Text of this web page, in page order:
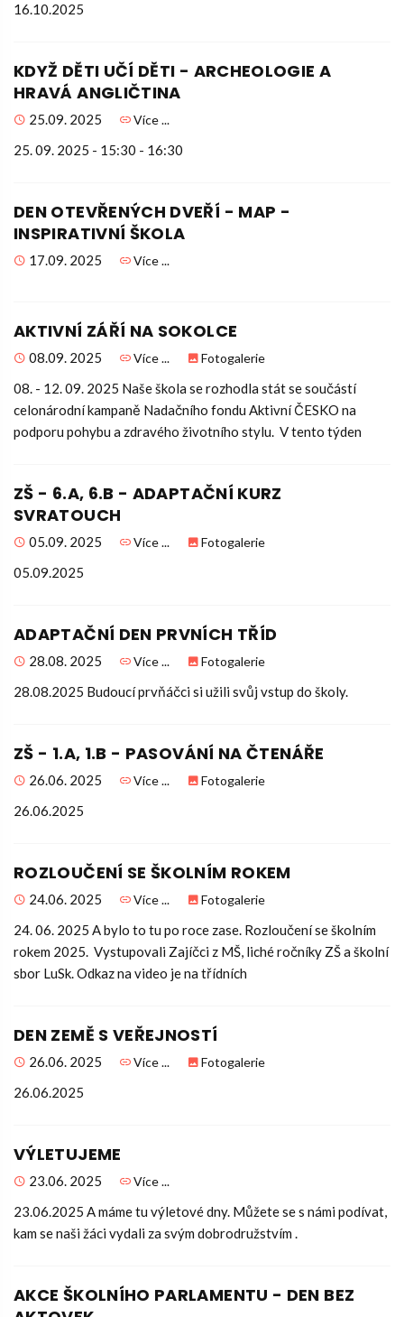
16.10.2025
KDYŽ DĚTI UČÍ DĚTI - ARCHEOLOGIE A
HRAVÁ ANGLIČTINA
25.09. 2025 Více ...
25. 09. 2025 - 15:30 - 16:30
DEN OTEVŘENÝCH DVEŘÍ - MAP -
INSPIRATIVNÍ ŠKOLA
17.09. 2025 Více ...
AKTIVNÍ ZÁŘÍ NA SOKOLCE
08.09. 2025 Více ... Fotogalerie
08. - 12. 09. 2025 Naše škola se rozhodla stát se součástí
celonárodní kampaně Nadačního fondu Aktivní ČESKO na
podporu pohybu a zdravého životního stylu. V tento týden
ZŠ - 6.A, 6.B - ADAPTAČNÍ KURZ
SVRATOUCH
05.09. 2025 Více ... Fotogalerie
05.09.2025
ADAPTAČNÍ DEN PRVNÍCH TŘÍD
28.08. 2025 Více ... Fotogalerie
28.08.2025 Budoucí prvňáčci si užili svůj vstup do školy.
ZŠ - 1.A, 1.B - PASOVÁNÍ NA ČTENÁŘE
26.06. 2025 Více ... Fotogalerie
26.06.2025
ROZLOUČENÍ SE ŠKOLNÍM ROKEM
24.06. 2025 Více ... Fotogalerie
24. 06. 2025 A bylo to tu po roce zase. Rozloučení se školním
rokem 2025. Vystupovali Zajíčci z MŠ, liché ročníky ZŠ a školní
sbor LuSk. Odkaz na video je na třídních
DEN ZEMĚ S VEŘEJNOSTÍ
26.06. 2025 Více ... Fotogalerie
26.06.2025
VÝLETUJEME
23.06. 2025 Více ...
23.06.2025 A máme tu výletové dny. Můžete se s námi podívat,
kam se naši žáci vydali za svým dobrodružstvím .
AKCE ŠKOLNÍHO PARLAMENTU - DEN BEZ